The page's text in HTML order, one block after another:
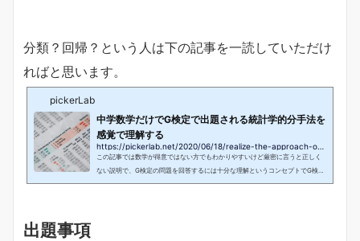
分類？回帰？という人は下の記事を一読していただけ
ればと思います。
pickerLab
中学数学だけでG検定で出題される統計学的分手法を
感覚で理解する
https://pickerlab.net/2020/06/18/realize-the-approach-of-regression-and-classification
この記事では数学が得意ではない方でもわかりやすいけど厳密に言うと正しく
ない説明で、G検定の問題を回答するには十分な理解というコンセプトでG検定
に出てくる統計学的分手法（主に回帰と分類）のアルゴリズムやモデルをまと
出題事項